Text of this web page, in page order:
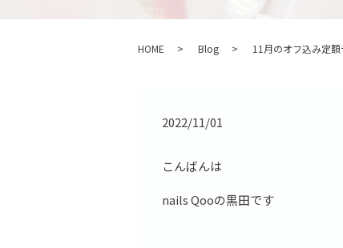
HOME Blog 11月のオフ込み定
2022/11/01
こんばんは
nails Qooの黒田です